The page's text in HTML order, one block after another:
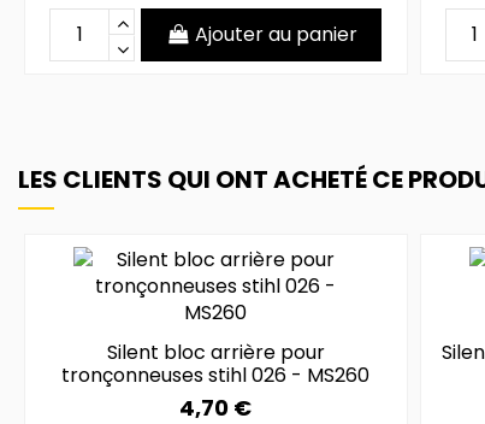
Ajouter au panier
LES CLIENTS QUI ONT ACHETÉ CE
Silent bloc arrière pour
tronçonneuses stihl 026 - MS260
4,70 €